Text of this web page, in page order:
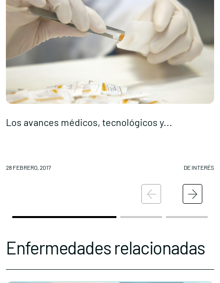
Los avances médicos, tecnológicos y...
28 FEBRERO, 2017 DE INTERÉS
Enfermedades relacionadas